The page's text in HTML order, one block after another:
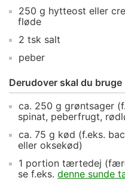
250 g hytteost eller
fløde
2 tsk salt
peber
Derudover skal du bruge
ca. 250 g grøntsager
spinat, peberfrugt,
ca. 75 g kød (f.eks.
eller oksekød)
1 portion tærtedej
se f.eks. denne sunde